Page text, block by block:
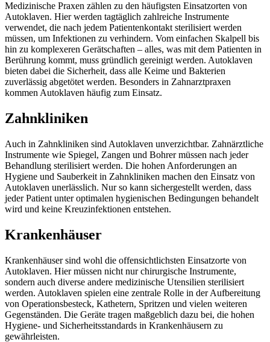
Medizinische Praxen zählen zu den häufigsten Einsatzorten von
Autoklaven. Hier werden tagtäglich zahlreiche Instrumente
verwendet, die nach jedem Patientenkontakt sterilisiert werden
müssen, um Infektionen zu verhindern. Vom einfachen Skalpell bis
hin zu komplexeren Gerätschaften – alles, was mit dem Patienten in
Berührung kommt, muss gründlich gereinigt werden. Autoklaven
bieten dabei die Sicherheit, dass alle Keime und Bakterien
zuverlässig abgetötet werden. Besonders in Zahnarztpraxen
kommen Autoklaven häufig zum Einsatz.
Zahnkliniken
Auch in Zahnkliniken sind Autoklaven unverzichtbar. Zahnärztliche
Instrumente wie Spiegel, Zangen und Bohrer müssen nach jeder
Behandlung sterilisiert werden. Die hohen Anforderungen an
Hygiene und Sauberkeit in Zahnkliniken machen den Einsatz von
Autoklaven unerlässlich. Nur so kann sichergestellt werden, dass
jeder Patient unter optimalen hygienischen Bedingungen behandelt
wird und keine Kreuzinfektionen entstehen.
Krankenhäuser
Krankenhäuser sind wohl die offensichtlichsten Einsatzorte von
Autoklaven. Hier müssen nicht nur chirurgische Instrumente,
sondern auch diverse andere medizinische Utensilien sterilisiert
werden. Autoklaven spielen eine zentrale Rolle in der Aufbereitung
von Operationsbesteck, Kathetern, Spritzen und vielen weiteren
Gegenständen. Die Geräte tragen maßgeblich dazu bei, die hohen
Hygiene- und Sicherheitsstandards in Krankenhäusern zu
gewährleisten.